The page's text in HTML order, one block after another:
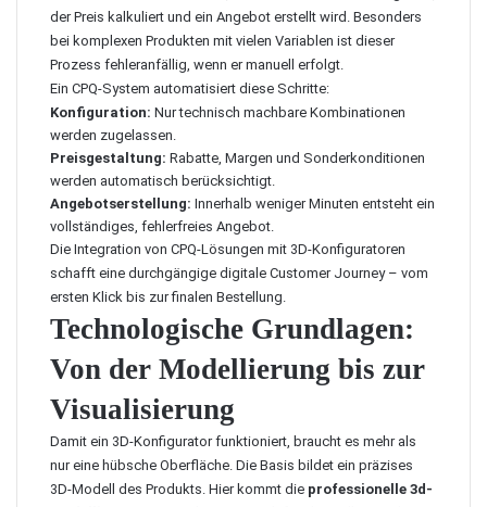
der Preis kalkuliert und ein Angebot erstellt wird. Besonders
bei komplexen Produkten mit vielen Variablen ist dieser
Prozess fehleranfällig, wenn er manuell erfolgt.
Ein CPQ-System automatisiert diese Schritte:
Konfiguration: Nur technisch machbare Kombinationen
werden zugelassen.
Preisgestaltung: Rabatte, Margen und Sonderkonditionen
werden automatisch berücksichtigt.
Angebotserstellung: Innerhalb weniger Minuten entsteht ein
vollständiges, fehlerfreies Angebot.
Die Integration von CPQ-Lösungen mit 3D-Konfiguratoren
schafft eine durchgängige digitale Customer Journey – vom
ersten Klick bis zur finalen Bestellung.
Technologische Grundlagen:
Von der Modellierung bis zur
Visualisierung
Damit ein 3D-Konfigurator funktioniert, braucht es mehr als
nur eine hübsche Oberfläche. Die Basis bildet ein präzises
3D-Modell des Produkts. Hier kommt die professionelle 3d-